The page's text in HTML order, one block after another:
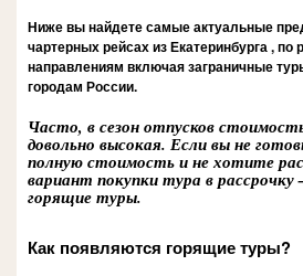
Ниже вы найдете самые актуальные
чартерных рейсах из Екатеринбурга , по
направлениям включая заграничные
городам России.
Часто, в сезон отпусков
довольно высокая. Если вы не
полную стоимость и не хотите
вариант покупки тура в
горящие туры.
Как появляются горящие туры?